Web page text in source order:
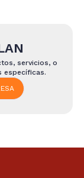
servicios, o
específicas.